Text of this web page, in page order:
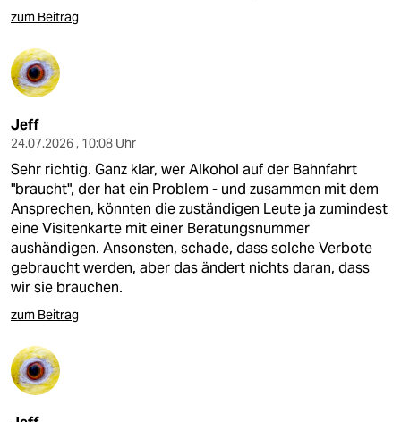
zum Beitrag
Jeff
24.07.2026 , 10:08 Uhr
Sehr richtig. Ganz klar, wer Alkohol auf der Bahnfahrt
"braucht", der hat ein Problem - und zusammen mit dem
Ansprechen, könnten die zuständigen Leute ja zumindest
eine Visitenkarte mit einer Beratungsnummer
aushändigen. Ansonsten, schade, dass solche Verbote
gebraucht werden, aber das ändert nichts daran, dass
wir sie brauchen.
zum Beitrag